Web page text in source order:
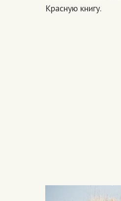
Красную книгу.